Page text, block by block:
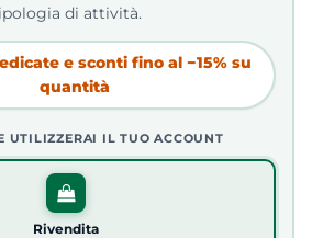
di attività.
e sconti fino al −15% su
quantità
UTILIZZERAI IL TUO ACCOUNT
Rivendita